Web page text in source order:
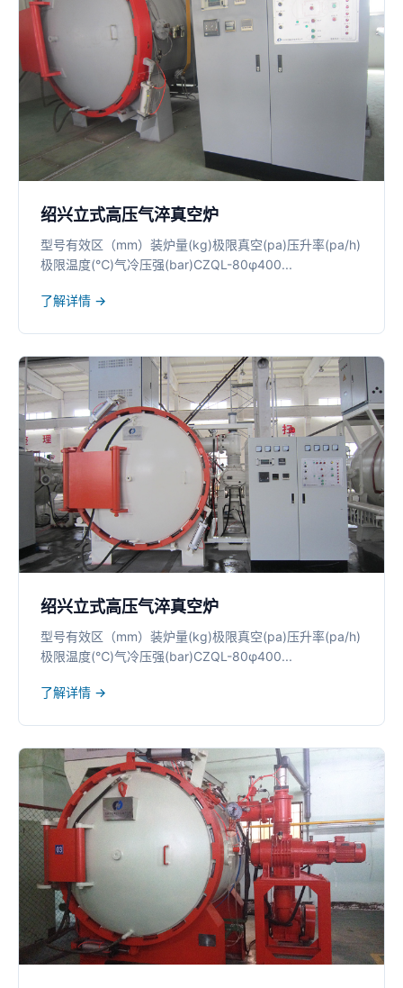
绍兴立式高压气淬真空炉
型号有效区（mm）装炉量(kg)极限真空(pa)压升率(pa/h)
极限温度(℃)气冷压强(bar)CZQL-80φ400...
了解详情 →
绍兴立式高压气淬真空炉
型号有效区（mm）装炉量(kg)极限真空(pa)压升率(pa/h)
极限温度(℃)气冷压强(bar)CZQL-80φ400...
了解详情 →